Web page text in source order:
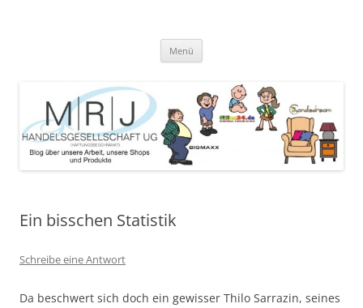
angebotene Produkte
Menü
Ein bisschen Statistik
Schreibe eine Antwort
Da beschwert sich doch ein gewisser Thilo Sarrazin, seines